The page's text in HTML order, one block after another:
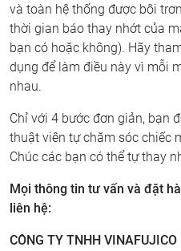
và toàn hệ thống được bôi
thời gian báo thay nhớt của
bạn có hoặc không). Hãy
dụng để làm điều này vì mỗi
nhau.
Chỉ với 4 bước đơn giản, bạn
thuật viên tự chăm sóc chiếc
Chúc các bạn có thể tự thay
Mọi thông tin tư vấn và đặt
liên hệ:
CÔNG TY TNHH VINAFUJICO